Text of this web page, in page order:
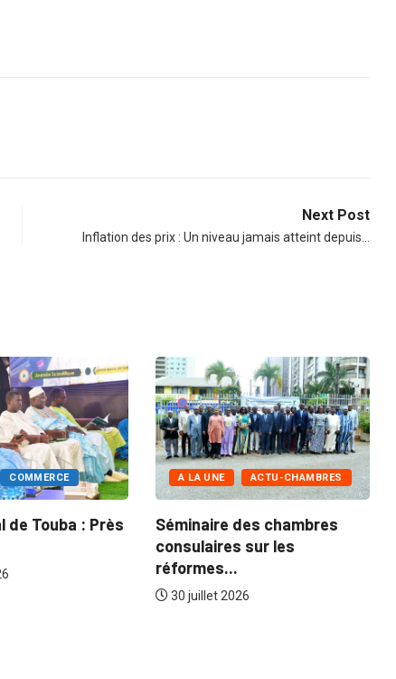
Next Post
Inflation des prix : Un niveau jamais atteint depuis…
mondiale – Sénégal :
A LA UNE COMMERCE
Grand Magal de Touba : Près
de...
30 juillet 2026